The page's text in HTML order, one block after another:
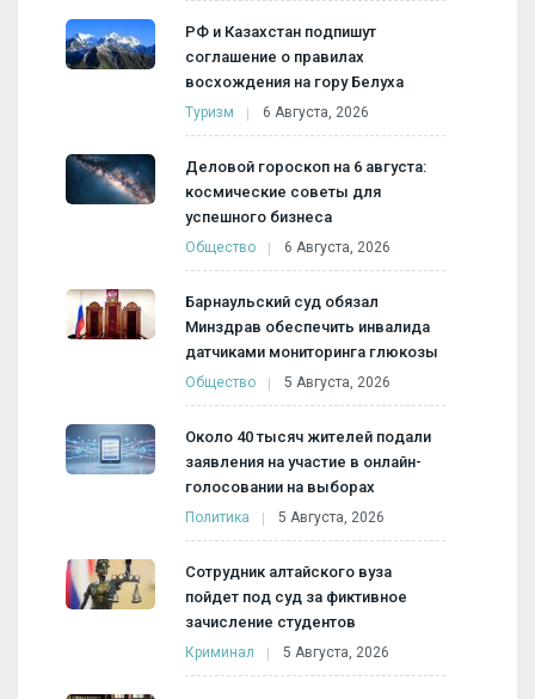
РФ и Казахстан подпишут
соглашение о правилах
восхождения на гору Белуха
Туризм 6 Августа, 2026
Деловой гороскоп на 6 августа:
космические советы для
успешного бизнеса
Общество 6 Августа, 2026
Барнаульский суд обязал
Минздрав обеспечить инвалида
датчиками мониторинга глюкозы
Общество 5 Августа, 2026
Около 40 тысяч жителей подали
заявления на участие в онлайн-
голосовании на выборах
Политика 5 Августа, 2026
Сотрудник алтайского вуза
пойдет под суд за фиктивное
зачисление студентов
Криминал 5 Августа, 2026